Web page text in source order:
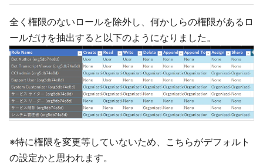
全く権限のないロールを除外し、何かしらの権限があるロ
ールだけを抽出すると以下のようになりました。
※特に権限を変更等していないため、こちらがデフォルト
の設定かと思われます。